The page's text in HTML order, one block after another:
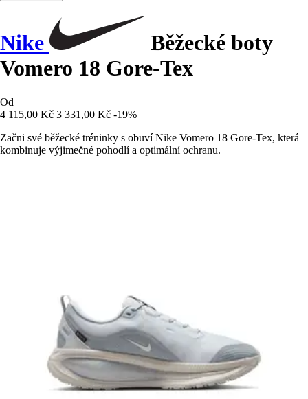
Nike
Běžecké boty
Vomero 18 Gore-Tex
Od
4 115,00 Kč 3 331,00 Kč -19%
Začni své běžecké tréninky s obuví Nike Vomero 18 Gore-Tex, která
kombinuje výjimečné pohodlí a optimální ochranu.